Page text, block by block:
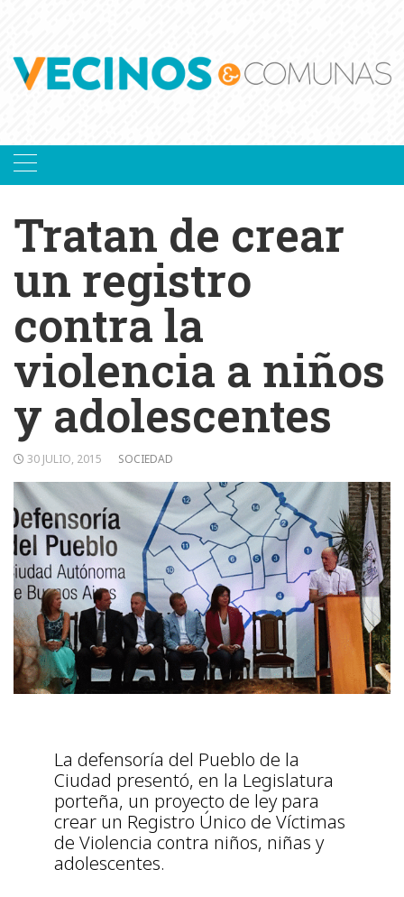
Tratan de crear
un registro
contra la
violencia a niños
y adolescentes
30 JULIO, 2015 SOCIEDAD
La defensoría del Pueblo de la
Ciudad presentó, en la Legislatura
porteña, un proyecto de ley para
crear un Registro Único de Víctimas
de Violencia contra niños, niñas y
adolescentes.